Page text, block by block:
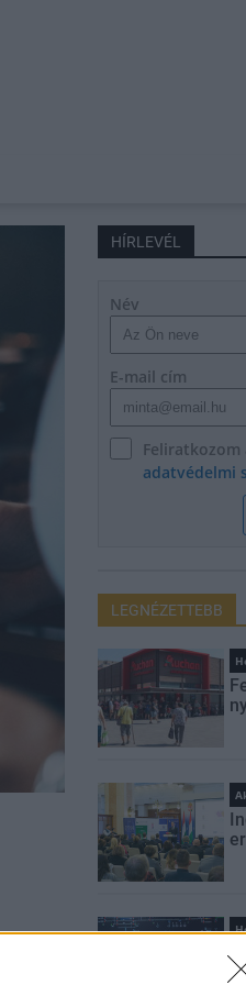
HÍRLEVÉL
Név
E-mail cím
adatvédelmi
LEGNÉZETTEBB